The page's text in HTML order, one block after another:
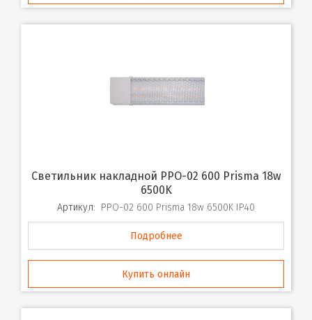
Светильник накладной PPO-02 600 Prisma 18w
6500K
Артикул: PPO-02 600 Prisma 18w 6500K IP40
Подробнее
Купить онлайн